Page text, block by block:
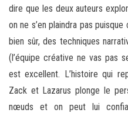
dire que les deux auteurs
on ne s’en plaindra pas
bien sûr, des techniques
(l’équipe créative ne vas pas
est excellent. L’histoire qui
Zack et Lazarus plonge le
nœuds et on peut lui